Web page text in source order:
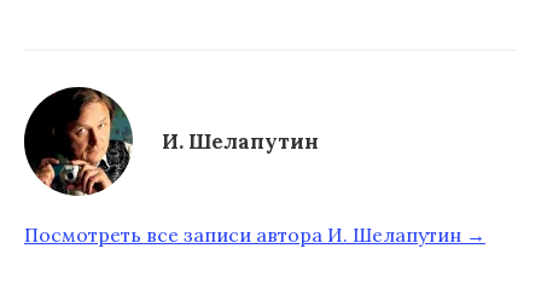
И. Шелапутин
Посмотреть все записи автора И. Шелапутин →